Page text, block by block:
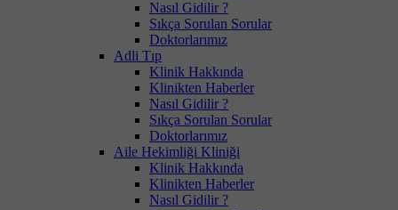
Nasıl Gidilir ?
Sıkça Sorulan Sorular
Doktorlarımız
Adli Tıp
Klinik Hakkında
Klinikten Haberler
Nasıl Gidilir ?
Sıkça Sorulan Sorular
Doktorlarımız
Aile Hekimliği Kliniği
Klinik Hakkında
Klinikten Haberler
Nasıl Gidilir ?